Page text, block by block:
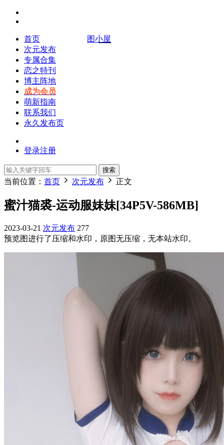
图小屋
首页
次元发布
专属合集
恋之特刊
博主阵地
成为会员
萌新指南
联系我们
永久发布页
登录注册
搜索
当前位置： 首页 次元发布 正文
蜜汁猫裘-运动服妹妹[34P5V-586MB]
2023-03-21 次元发布 277
预览图进行了压缩和水印，原图无压缩，无本站水印。